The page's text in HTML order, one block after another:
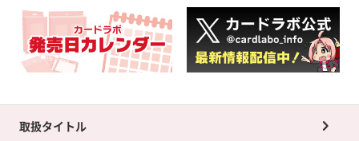
取扱タイトル